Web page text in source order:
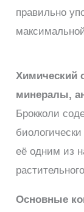
правильно
Химический
минералы,
Брокколи
её одним из
Основные